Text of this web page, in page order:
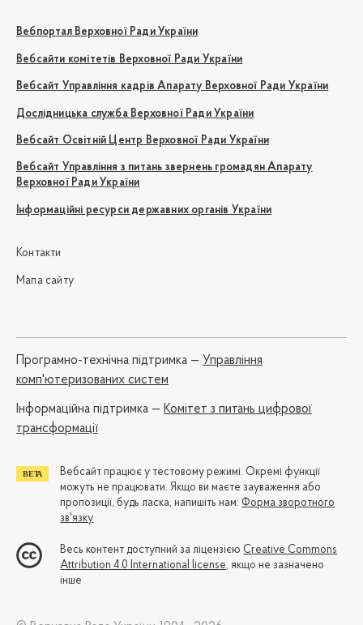
Вебпортал Верховної Ради України
Вебсайти комітетів Верховної Ради України
Вебсайт Управління кадрів Апарату Верховної Ради України
Дослідницька служба Верховної Ради України
Вебсайт Освітній Центр Верховної Ради України
Вебсайт Управління з питань звернень громадян Апарату
Верховної Ради України
Інформаційні ресурси державних органів України
Контакти
Мапа сайту
Програмно-технічна підтримка — Управління
комп'ютеризованих систем
Iнформаційна підтримка — Комітет з питань цифрової
трансформації
Вебсайт працює у тестовому режимі. Окремі функції
можуть не працювати. Якщо ви маєте зауваження або
пропозиції, будь ласка, напишіть нам: Форма зворотного
зв'язку
Весь контент доступний за ліцензією Creative Commons
Attribution 4.0 International license, якщо не зазначено
інше